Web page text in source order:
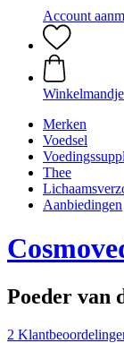
Account
Winkelmandje
Merken
Voedsel
Thee
Aanbiedingen
Poeder van
2